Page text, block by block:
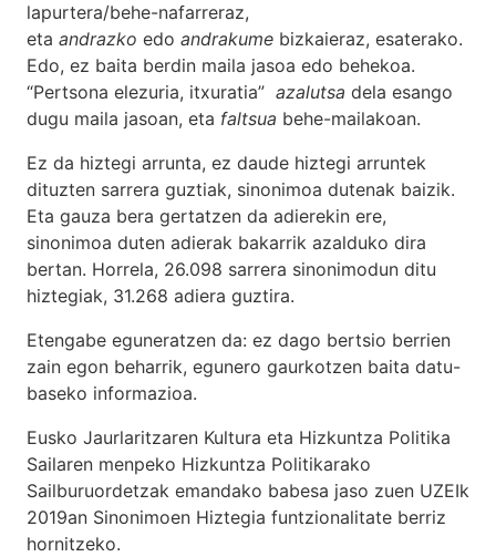
lapurtera/behe-nafarreraz,
eta andrazko edo andrakume bizkaieraz, esaterako.
Edo, ez baita berdin maila jasoa edo behekoa.
“Pertsona elezuria, itxuratia” azalutsa dela esango
dugu maila jasoan, eta faltsua behe-mailakoan.
Ez da hiztegi arrunta, ez daude hiztegi arruntek
dituzten sarrera guztiak, sinonimoa dutenak baizik.
Eta gauza bera gertatzen da adierekin ere,
sinonimoa duten adierak bakarrik azalduko dira
bertan. Horrela, 26.098 sarrera sinonimodun ditu
hiztegiak, 31.268 adiera guztira.
Etengabe eguneratzen da: ez dago bertsio berrien
zain egon beharrik, egunero gaurkotzen baita datu-
baseko informazioa.
Eusko Jaurlaritzaren Kultura eta Hizkuntza Politika
Sailaren menpeko Hizkuntza Politikarako
Sailburuordetzak emandako babesa jaso zuen UZEIk
2019an Sinonimoen Hiztegia funtzionalitate berriz
hornitzeko.